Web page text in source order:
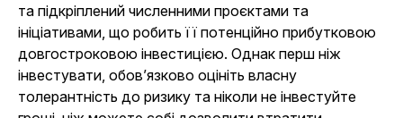
та підкріплений численними проєктами та
ініціативами, що робить її потенційно прибутковою
довгостроковою інвестицією. Однак перш ніж
інвестувати, обов’язково оцініть власну
толерантність до ризику та ніколи не інвестуйте